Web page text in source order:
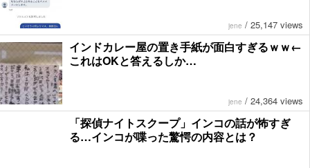
jene / 25,147 views
インドカレー屋の置き手紙が面白すぎるｗｗ←
これはOKと答えるしか…
jene / 24,364 views
「探偵ナイトスクープ」インコの話が怖すぎ
る…インコが喋った驚愕の内容とは？